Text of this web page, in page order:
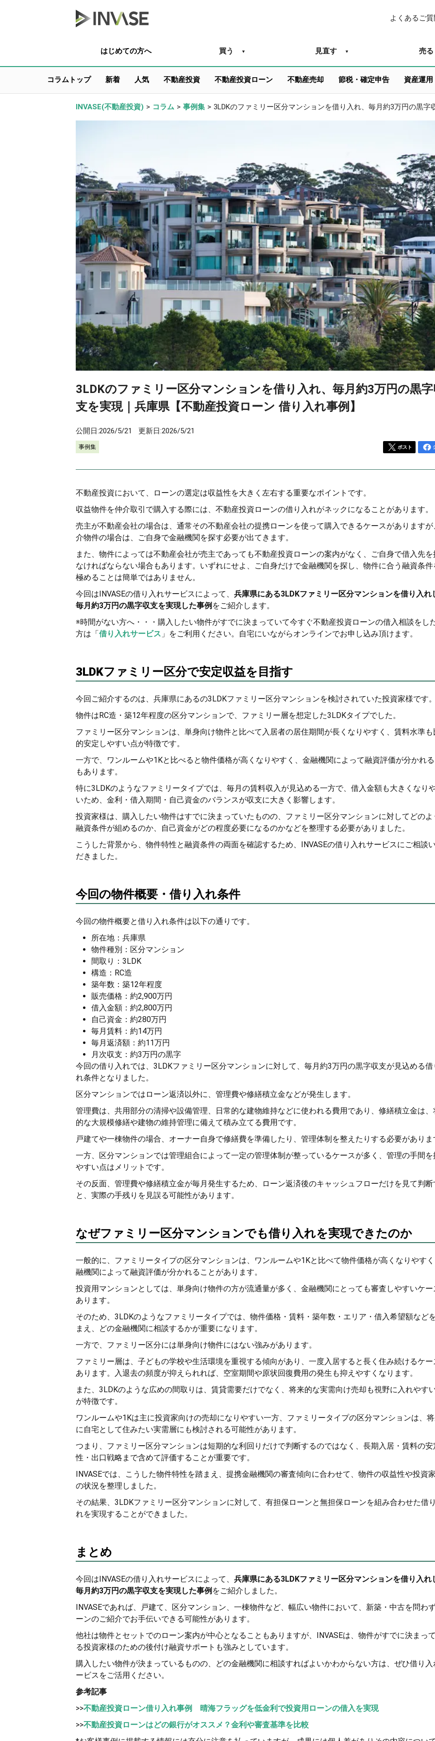
よくあるご
はじめての方へ 買う 見直す 売る
コラムトップ 新着 人気 不動産投資 不動産投資ローン 不動産売却 節税・確定申告 資産運用
INVASE(不動産投資) > コラム > 事例集 >
3LDKのファミリー区分マンションを借り入れ、毎月約3万円の黒
支を実現｜兵庫県【不動産投資ローン 借り入れ事例】
公開日:2026/5/21 更新日:2026/5/21
事例集 ポスト
不動産投資において、ローンの選定は収益性を大きく左右する重要なポイントです。
収益物件を仲介取引で購入する際には、不動産投資ローンの借り入れがネックになることがあります。
売主が不動産会社の場合は、通常その不動産会社の提携ローンを使って購入できるケースがありますが
介物件の場合は、ご自身で金融機関を探す必要が出てきます。
また、物件によっては不動産会社が売主であっても不動産投資ローンの案内がなく、ご自身で借入先を
なければならない場合もあります。いずれにせよ、ご自身だけで金融機関を探し、物件に合う融資条件
極めることは簡単ではありません。
今回はINVASEの借り入れサービスによって、 兵庫県にある3LDKファミリー区分マンションを借り入れ
毎月約3万円の黒字収支を実現した事例 をご紹介します。
※時間がない方へ・・・購入したい物件がすでに決まっていて今すぐ不動産投資ローンの借入相談をし
方は「借り入れサービス 」をご利用ください。自宅にいながらオンラインでお申し込み頂けます。
3LDKファミリー区分で安定収益を目指す
今回ご紹介するのは、兵庫県にあるの3LDKファミリー区分マンションを検討されていた投資家様です
物件はRC造・築12年程度の区分マンションで、ファミリー層を想定した3LDKタイプでした。
ファミリー区分マンションは、単身向け物件と比べて入居者の居住期間が長くなりやすく、賃料水準も
的安定しやすい点が特徴です。
一方で、ワンルームや1Kと比べると物件価格が高くなりやすく、金融機関によって融資評価が分かれ
もあります。
特に3LDKのようなファミリータイプでは、毎月の賃料収入が見込める一方で、借入金額も大きくなり
いため、金利・借入期間・自己資金のバランスが収支に大きく影響します。
投資家様は、購入したい物件はすでに決まっていたものの、ファミリー区分マンションに対してどのよ
融資条件が組めるのか、自己資金がどの程度必要になるのかなどを整理する必要がありました。
こうした背景から、物件特性と融資条件の両面を確認するため、INVASEの借り入れサービスにご相談
だきました。
今回の物件概要・借り入れ条件
今回の物件概要と借り入れ条件は以下の通りです。
所在地：兵庫県
物件種別：区分マンション
間取り：3LDK
構造：RC造
築年数：築12年程度
販売価格：約2,900万円
借入金額：約2,800万円
自己資金：約280万円
毎月賃料：約14万円
毎月返済額：約11万円
月次収支：約3万円の黒字
今回の借り入れでは、3LDKファミリー区分マンションに対して、毎月約3万円の黒字収支が見込める借
れ条件となりました。
区分マンションではローン返済以外に、管理費や修繕積立金などが発生します。
管理費は、共用部分の清掃や設備管理、日常的な建物維持などに使われる費用であり、修繕積立金は、
的な大規模修繕や建物の維持管理に備えて積み立てる費用です。
戸建てや一棟物件の場合、オーナー自身で修繕費を準備したり、管理体制を整えたりする必要がありま
一方、区分マンションでは管理組合によって一定の管理体制が整っているケースが多く、管理の手間を
やすい点はメリットです。
その反面、管理費や修繕積立金が毎月発生するため、ローン返済後のキャッシュフローだけを見て判断
と、実際の手残りを見誤る可能性があります。
なぜファミリー区分マンションでも借り入れを実現できたのか
一般的に、ファミリータイプの区分マンションは、ワンルームや1Kと比べて物件価格が高くなりやす
融機関によって融資評価が分かれることがあります。
投資用マンションとしては、単身向け物件の方が流通量が多く、金融機関にとっても審査しやすいケー
あります。
そのため、3LDKのようなファミリータイプでは、物件価格・賃料・築年数・エリア・借入希望額など
まえ、どの金融機関に相談するかが重要になります。
一方で、ファミリー区分には単身向け物件にはない強みがあります。
ファミリー層は、子どもの学校や生活環境を重視する傾向があり、一度入居すると長く住み続けるケー
あります。入退去の頻度が抑えられれば、空室期間や原状回復費用の発生も抑えやすくなります。
また、3LDKのような広めの間取りは、賃貸需要だけでなく、将来的な実需向け売却も視野に入れやす
が特徴です。
ワンルームや1Kは主に投資家向けの売却になりやすい一方、ファミリータイプの区分マンションは、
に自宅として住みたい実需層にも検討される可能性があります。
つまり、ファミリー区分マンションは短期的な利回りだけで判断するのではなく、長期入居・賃料の安
性・出口戦略まで含めて評価することが重要です。
INVASEでは、こうした物件特性を踏まえ、提携金融機関の審査傾向に合わせて、物件の収益性や投資
の状況を整理しました。
その結果、3LDKファミリー区分マンションに対して、有担保ローンと無担保ローンを組み合わせた借
れを実現することができました。
まとめ
今回はINVASEの借り入れサービスによって、 兵庫県にある3LDKファミリー区分マンションを借り入れ
毎月約3万円の黒字収支を実現した事例 をご紹介しました。
INVASEであれば、戸建て、区分マンション、一棟物件など、幅広い物件において、新築・中古を問わ
ーンのご紹介でお手伝いできる可能性があります。
他社は物件とセットでのローン案内が中心となることもありますが、INVASEは、物件がすでに決まっ
る投資家様のための後付け融資サポートも強みとしています。
購入したい物件が決まっているものの、どの金融機関に相談すればよいかわからない方は、ぜひ借り入
ービスをご活用ください。
参考記事
>>不動産投資ローン借り入れ事例 晴海フラッグを低金利で投資用ローンの借入を実現
>>不動産投資ローンはどの銀行がオススメ？金利や審査基準を比較